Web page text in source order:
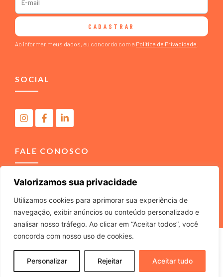
Valorizamos sua privacidade
Utilizamos cookies para aprimorar sua experiência de
navegação, exibir anúncios ou conteúdo personalizado e
analisar nosso tráfego. Ao clicar em “Aceitar todos”, você
concorda com nosso uso de cookies.
Personalizar Rejeitar Aceitar tudo
CADASTRAR
Ao informar meus dados, eu concordo com a Política de Privacidade
SOCIAL
FALE CONOSCO
(11) 4040-3666 contato@m2comunicacao.com.br
M2 COMUNICACAO JURIDICA LTDA – ME – CNPJ
22.040.734/0001-37 – Rua Tabajaras, 439 – Tel. (11) 4040-
3666